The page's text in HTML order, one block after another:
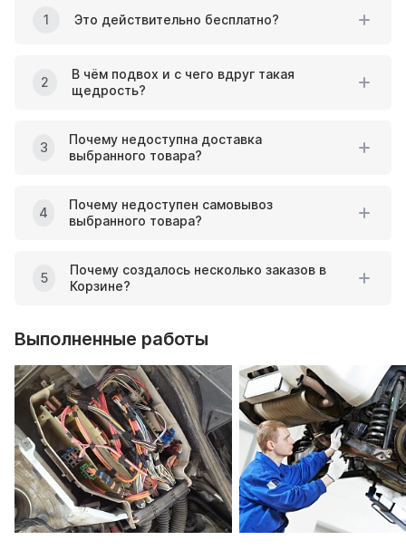
1 Это действительно бесплатно?
2
В чём подвох и с чего вдруг такая
щедрость?
3
Почему недоступна доставка
выбранного товара?
4
Почему недоступен самовывоз
выбранного товара?
5
Почему создалось несколько заказов в
Корзине?
Выполненные работы